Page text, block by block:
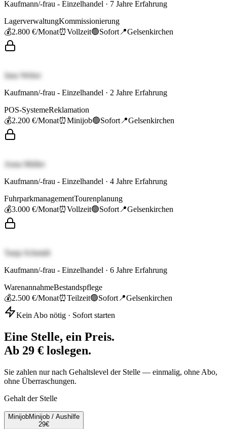
Kaufmann/-frau - Einzelhandel · 7 Jahre Erfahrung
LagerverwaltungKommissionierung
💰2.800 €/Monat⏰Vollzeit🟢Sofort 📍Gelsenkirchen
Jana Weber
Kaufmann/-frau - Einzelhandel · 2 Jahre Erfahrung
POS-SystemeReklamation
💰2.200 €/Monat⏰Minijob🟢Sofort 📍Gelsenkirchen
Anna Müller
Kaufmann/-frau - Einzelhandel · 4 Jahre Erfahrung
FuhrparkmanagementTourenplanung
💰3.000 €/Monat⏰Vollzeit🟢Sofort 📍Gelsenkirchen
Tanja Schmidt
Kaufmann/-frau - Einzelhandel · 6 Jahre Erfahrung
WarenannahmeBestandspflege
💰2.500 €/Monat⏰Teilzeit🟢Sofort 📍Gelsenkirchen
Kein Abo nötig · Sofort starten
Eine Stelle, ein Preis.
Ab 29 € loslegen.
Sie zahlen nur nach Gehaltslevel der Stelle — einmalig, ohne Abo,
ohne Überraschungen.
Gehalt der Stelle
MinijobMinijob / Aushilfe
29€